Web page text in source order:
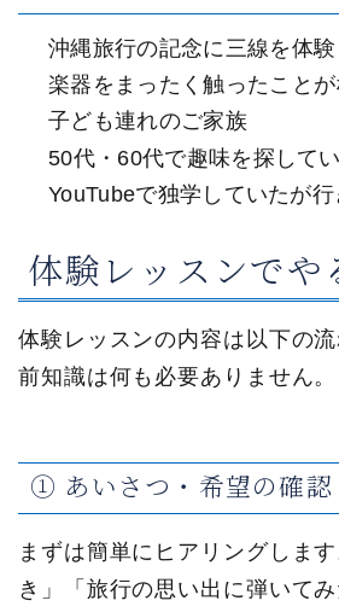
沖縄旅行の記念に三線を体
楽器をまったく触ったこと
子ども連れのご家族
50代・60代で趣味を探して
YouTubeで独学していたが
体験レッスンでや
体験レッスンの内容は以下の
前知識は何も必要ありません。
① あいさつ・希望の確認
まずは簡単にヒアリングしま
き」「旅行の思い出に弾いて